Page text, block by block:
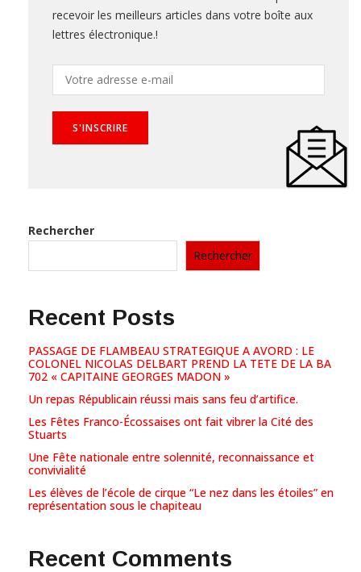
recevoir les meilleurs articles dans votre boîte aux
lettres électronique.!
Rechercher
Rechercher
Recent Posts
PASSAGE DE FLAMBEAU STRATEGIQUE A AVORD : LE
COLONEL NICOLAS DELBART PREND LA TETE DE LA BA
702 « CAPITAINE GEORGES MADON »
Un repas Républicain réussi mais sans feu d’artifice.
Les Fêtes Franco-Écossaises ont fait vibrer la Cité des
Stuarts
Une Fête nationale entre solennité, reconnaissance et
convivialité
Les élèves de l’école de cirque “Le nez dans les étoiles” en
représentation sous le chapiteau
Recent Comments